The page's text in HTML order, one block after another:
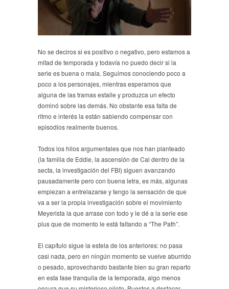
No se deciros si es positivo o negativo, pero estamos a
mitad de temporada y todavía no puedo decir si la
serie es buena o mala. Seguimos conociendo poco a
poco a los personajes, mientras esperamos que
alguna de las tramas estalle y produzca un efecto
dominó sobre las demás. No obstante esa falta de
ritmo e interés la están sabiendo compensar con
episodios realmente buenos.
Todos los hilos argumentales que nos han planteado
(la familia de Eddie, la ascensión de Cal dentro de la
secta, la investigación del FBI) siguen avanzando
pausadamente pero con buena letra, es más, algunas
empiezan a entrelazarse y tengo la sensación de que
va a ser la propia investigación sobre el movimiento
Meyerista la que arrase con todo y le dé a la serie ese
plus que de momento le está faltando a “The Path”.
El capítulo sigue la estela de los anteriores: no pasa
casi nada, pero en ningún momento se vuelve aburrido
o pesado, aprovechando bastante bien su gran reparto
en esta fase tranquila de la temporada, algo menos